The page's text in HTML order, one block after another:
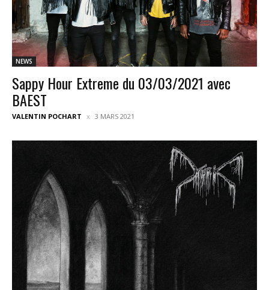
NEWS
Sappy Hour Extreme du 03/03/2021 avec
BAEST
VALENTIN POCHART 3 MARS 2021